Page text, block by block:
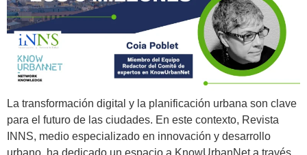
La transformación digital y la planificación urbana son clave
para el futuro de las ciudades. En este contexto, Revista
INNS, medio especializado en innovación y desarrollo
urbano, ha dedicado un espacio a KnowUrbanNet a través